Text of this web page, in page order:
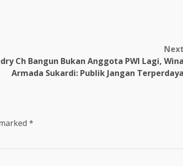
Ch Bangun Bukan Anggota PWI Lagi,
Armada Sukardi: Publik Jangan
*